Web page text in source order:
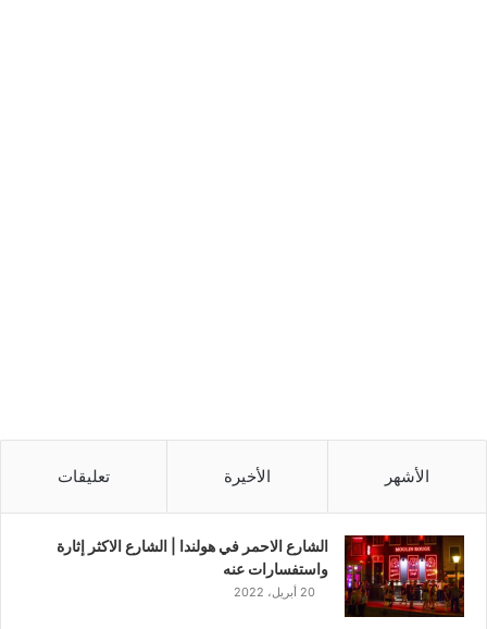
الأشهر الأخيرة تعليقات
الشارع الاحمر في هولندا | الشارع الاكثر إثارة
واستفسارات عنه
20 أبريل، 2022